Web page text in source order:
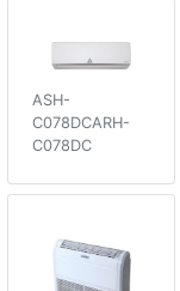
ASH-
C078DCARH-
C078DC